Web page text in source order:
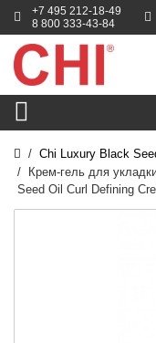
+7 495 212-18-49
8 800 333-43-84
Chi Luxury Black
Крем-гель для
Seed Oil Curl Defining